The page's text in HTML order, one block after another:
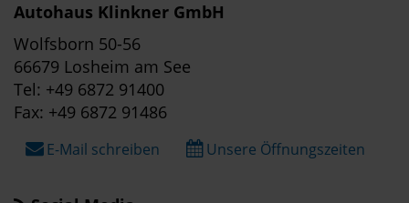
Autohaus Klinkner GmbH
Wolfsborn 50-56
66679 Losheim am See
Tel: +49 6872 91400
Fax: +49 6872 91486
E-Mail schreiben Unsere Öffnungszeiten